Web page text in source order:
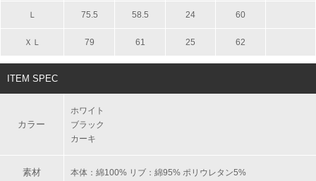
Ｌ 75.5 58.5 24 60
ＸＬ 79 61 25 62
ITEM SPEC
カラー
ホワイト
ブラック
カーキ
素材 本体：綿100% リブ：綿95% ポリウレタン5%